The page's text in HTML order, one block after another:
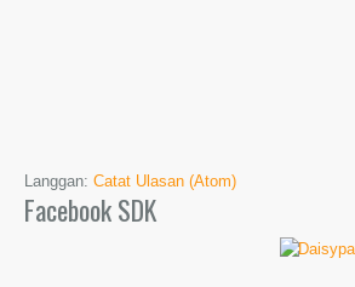
Langgan: Catat Ulasan (Atom)
Facebook SDK